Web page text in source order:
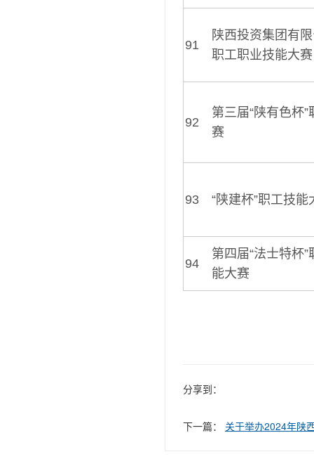
91
陕西投资集团有
职工职业技能大赛
92
第三届“陕有色杯
赛
93 “陕建杯”职工技能
94
第四届“法士特杯
能大赛
分享到：
下一篇： 关于举办2024年陕西省住房城乡建